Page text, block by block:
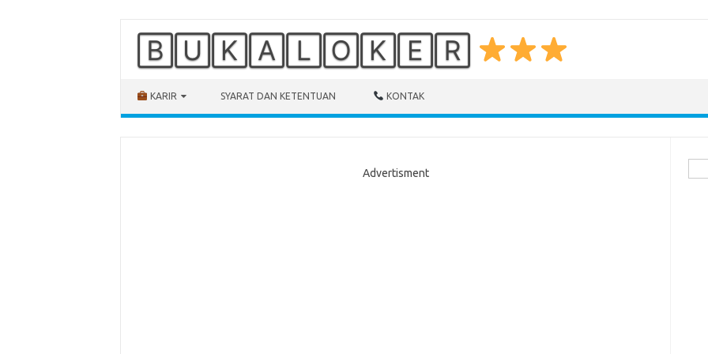
🄱🅄🄺🄰🄻🄾🄺🄴🅁
KARIR SYARAT DAN KETENTUAN KONTAK
Advertisment
Cari